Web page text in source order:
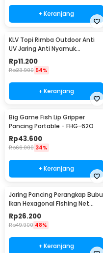
+ Keranjang
KLV Topi Rimba Outdoor Anti
UV Jaring Anti Nyamuk
Poliester Boonie Hat - TP33
Rp11.200
Rp23.900 54%
+ Keranjang
Big Game Fish Lip Gripper
Pancing Portable - FHG-62O
Rp43.600
Rp66.000 34%
+ Keranjang
Jaring Pancing Perangkap Bubu
Ikan Hexagonal Fishing Net
Trap 8 Hole
Rp26.200
Rp49.900 48%
+ Keranjang